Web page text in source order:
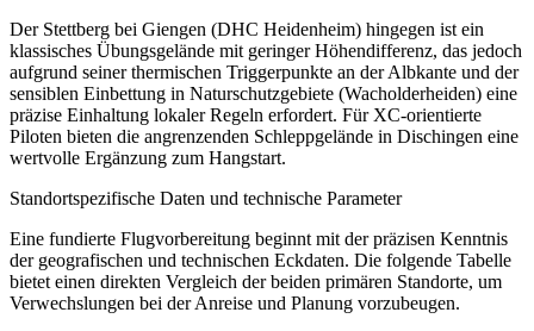
Der Stettberg bei Giengen (DHC Heidenheim) hingegen ist ein
klassisches Übungsgelände mit geringer Höhendifferenz, das jedoch
aufgrund seiner thermischen Triggerpunkte an der Albkante und der
sensiblen Einbettung in Naturschutzgebiete (Wacholderheiden) eine
präzise Einhaltung lokaler Regeln erfordert. Für XC-orientierte
Piloten bieten die angrenzenden Schleppgelände in Dischingen eine
wertvolle Ergänzung zum Hangstart.
Standortspezifische Daten und technische Parameter
Eine fundierte Flugvorbereitung beginnt mit der präzisen Kenntnis
der geografischen und technischen Eckdaten. Die folgende Tabelle
bietet einen direkten Vergleich der beiden primären Standorte, um
Verwechslungen bei der Anreise und Planung vorzubeugen.